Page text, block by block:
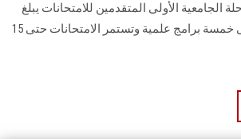
سجل الان
الجامعية الأولى المتقدمين للامتحانات يبلغ
201 طالبًا موزعين على خمسة برامج علمية وتستمر الامتحانات حتى 15